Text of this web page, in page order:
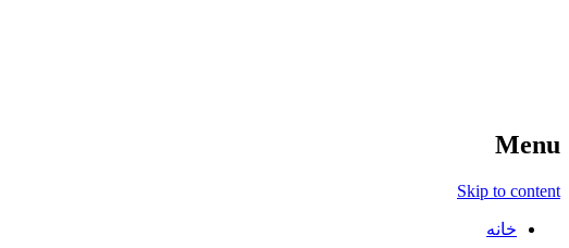
Menu
Skip to content
خانه